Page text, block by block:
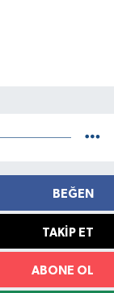
BEĞEN
TAKIP ET
ABONE OL